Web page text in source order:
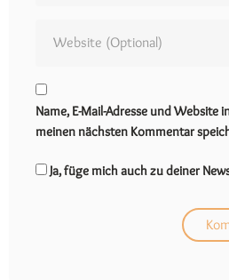
Name, E-Mail-Adresse und Website
meinen nächsten Kommentar
Ja, füge mich auch zu deiner